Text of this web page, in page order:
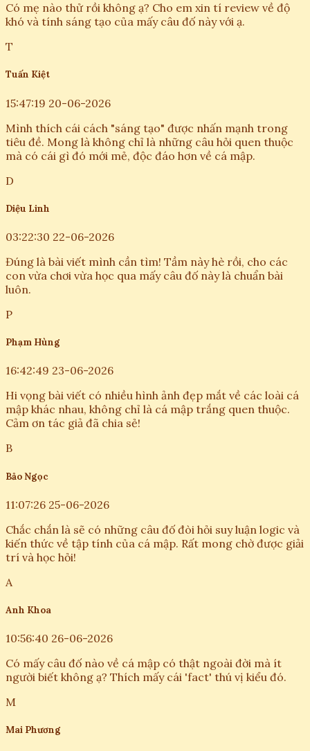
Có mẹ nào thử rồi không ạ? Cho em xin tí review về độ
khó và tính sáng tạo của mấy câu đố này với ạ.
T
Tuấn Kiệt
15:47:19 20-06-2026
Mình thích cái cách "sáng tạo" được nhấn mạnh trong
tiêu đề. Mong là không chỉ là những câu hỏi quen thuộc
mà có cái gì đó mới mẻ, độc đáo hơn về cá mập.
D
Diệu Linh
03:22:30 22-06-2026
Đúng là bài viết mình cần tìm! Tầm này hè rồi, cho các
con vừa chơi vừa học qua mấy câu đố này là chuẩn bài
luôn.
P
Phạm Hùng
16:42:49 23-06-2026
Hi vọng bài viết có nhiều hình ảnh đẹp mắt về các loài cá
mập khác nhau, không chỉ là cá mập trắng quen thuộc.
Cảm ơn tác giả đã chia sẻ!
B
Bảo Ngọc
11:07:26 25-06-2026
Chắc chắn là sẽ có những câu đố đòi hỏi suy luận logic và
kiến thức về tập tính của cá mập. Rất mong chờ được giải
trí và học hỏi!
A
Anh Khoa
10:56:40 26-06-2026
Có mấy câu đố nào về cá mập có thật ngoài đời mà ít
người biết không ạ? Thích mấy cái 'fact' thú vị kiểu đó.
M
Mai Phương